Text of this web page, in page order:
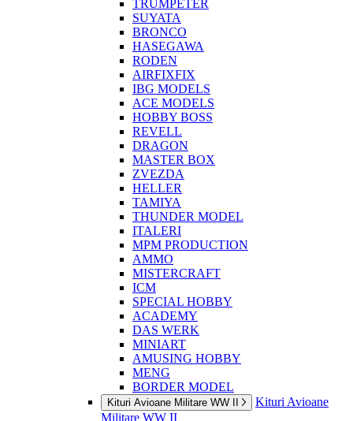
TRUMPETER
SUYATA
BRONCO
HASEGAWA
RODEN
AIRFIXFIX
IBG MODELS
ACE MODELS
HOBBY BOSS
REVELL
DRAGON
MASTER BOX
ZVEZDA
HELLER
TAMIYA
THUNDER MODEL
ITALERI
MPM PRODUCTION
AMMO
MISTERCRAFT
ICM
SPECIAL HOBBY
ACADEMY
DAS WERK
MINIART
AMUSING HOBBY
MENG
BORDER MODEL
Kituri Avioane Militare WW II
Kituri Avioane
Militare WW II